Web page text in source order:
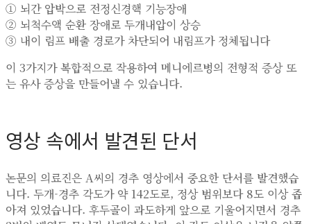
① 뇌간 압박으로 전정신경핵 기능장애
② 뇌척수액 순환 장애로 두개내압이 상승
③ 내이 림프 배출 경로가 차단되어 내림프가 정체됩니다
이 3가지가 복합적으로 작용하여 메니에르병의 전형적 증상 또
는 유사 증상을 만들어낼 수 있습니다.
영상 속에서 발견된 단서
논문의 의료진은 A씨의 경추 영상에서 중요한 단서를 발견했습
니다. 두개-경추 각도가 약 142도로, 정상 범위보다 8도 이상 좁
아져 있었습니다. 후두골이 과도하게 앞으로 기울어지면서 경추